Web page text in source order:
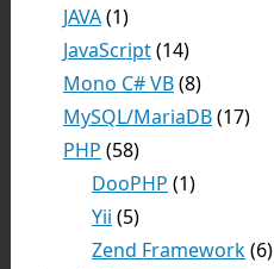
JAVA(1)
JavaScript(14)
Mono C# VB(8)
MySQL/MariaDB(17)
PHP (58)
DooPHP (1)
Yii (5)
Zend Framework(6)